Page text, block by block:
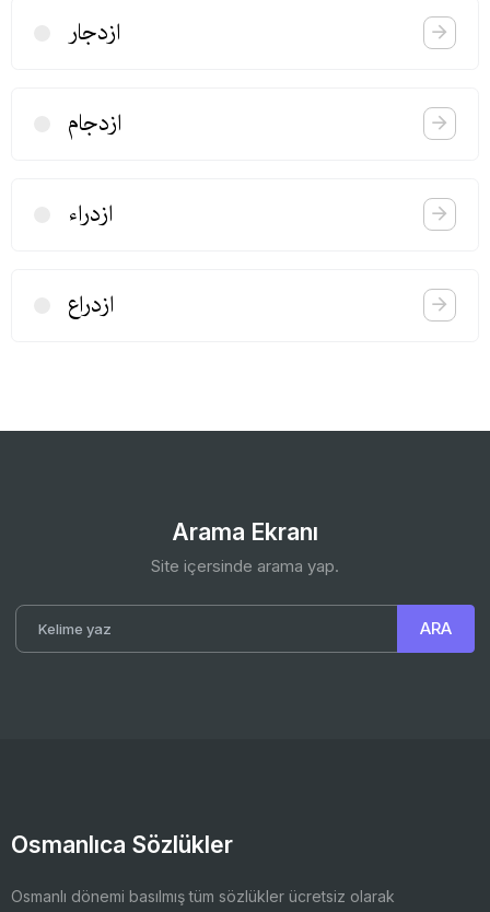
ازدجار
ازدجام
ازدراء
ازدراع
Arama Ekranı
Site içersinde arama yap.
Osmanlıca Sözlükler
Osmanlı dönemi basılmış tüm sözlükler ücretsiz olarak